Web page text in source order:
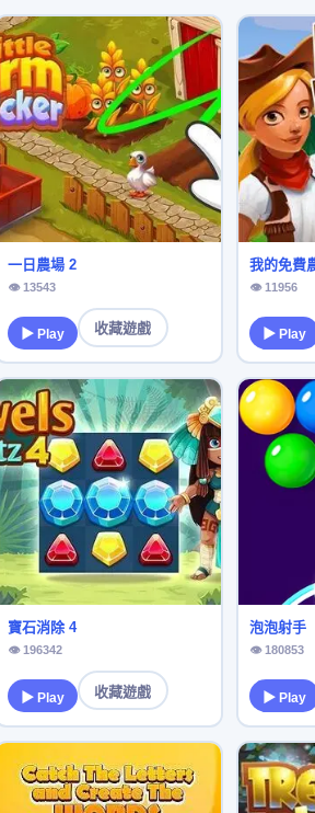
一日農場 2
👁 13543
▶ Play 收藏遊戲
我的免費
👁 11956
▶ Play
寶石消除 4
👁 196342
▶ Play 收藏遊戲
泡泡射手
👁 180853
▶ Play